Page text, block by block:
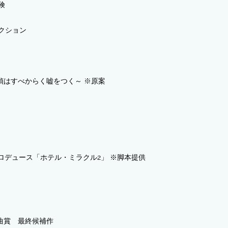
ション
はすべからく嘘をつく～ ※原案
デュース「ホテル・ミラクル2」 ※脚本提供
賞 最終候補作